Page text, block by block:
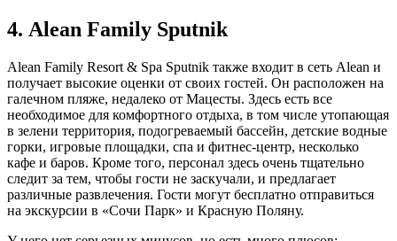
4. Alean Family Sputnik
Alean Family Resort & Spa Sputnik также входит в сеть Alean и
получает высокие оценки от своих гостей. Он расположен на
галечном пляже, недалеко от Мацесты. Здесь есть все
необходимое для комфортного отдыха, в том числе утопающая
в зелени территория, подогреваемый бассейн, детские водные
горки, игровые площадки, спа и фитнес-центр, несколько
кафе и баров. Кроме того, персонал здесь очень тщательно
следит за тем, чтобы гости не заскучали, и предлагает
различные развлечения. Гости могут бесплатно отправиться
на экскурсии в «Сочи Парк» и Красную Поляну.